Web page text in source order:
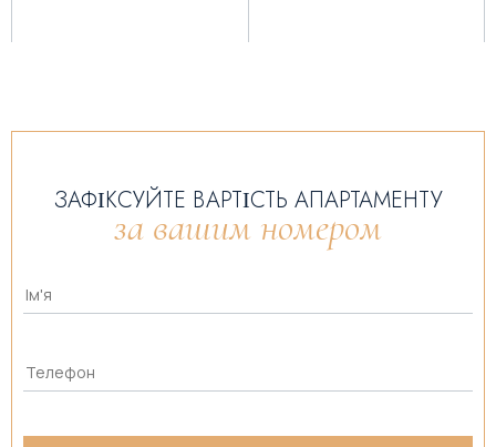
ЗАФІКСУЙТЕ ВАРТІСТЬ АПАРТАМЕНТУ
за вашим номером